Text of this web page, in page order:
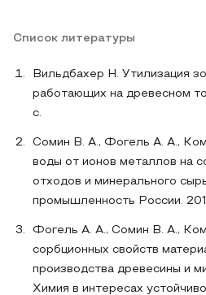
Список литературы
Вильдбахер Н. Утилизация
работающих на древесном
с.
Сомин В. А., Фогель А. А.,
воды от ионов металлов на
отходов и минерального
промышленность России.
Фогель А. А., Сомин В. А.,
сорбционных свойств
производства древесины и
Химия в интересах